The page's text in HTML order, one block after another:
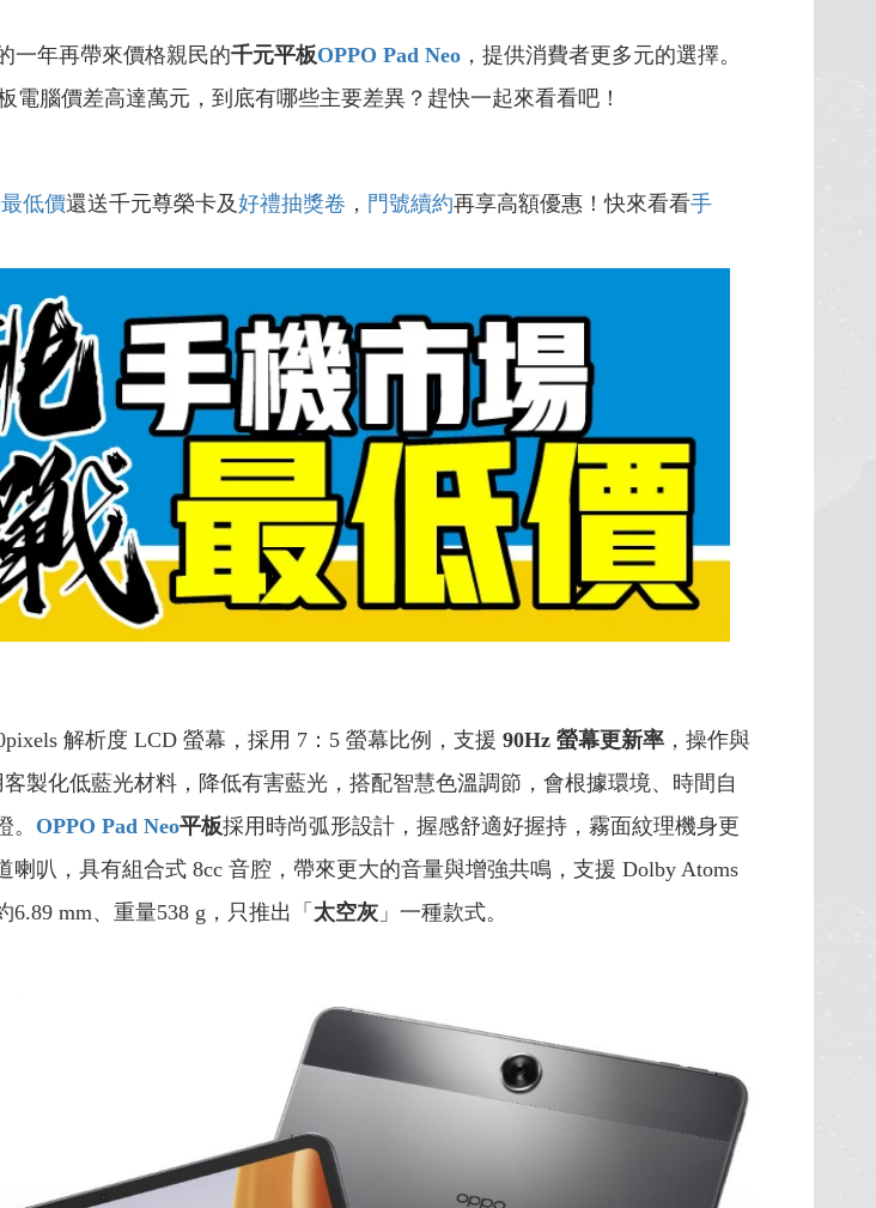
一年再帶來價格親民的千元平板OPPO Pad Neo ，提供消費者更多元的選擇。
電腦價差高達萬元，到底有哪些主要差異？趕快一起來看看吧！
低價還送千元尊榮卡及好禮抽獎卷 ， 門號續約再享高額優惠！快來看看手
解析度 LCD 螢幕，採用 7：5 螢幕比例，支援 90Hz 螢幕更新率 ，操作與
製化低藍光材料，降低有害藍光，搭配智慧色溫調節，會根據環境、時間自
OPPO Pad Neo平板採用時尚弧形設計，握感舒適好握持，霧面紋理機身更
叭，具有組合式 8cc 音腔，帶來更大的音量與增強共鳴，支援 Dolby Atoms
mm、重量538 g，只推出「 太空灰 」一種款式。